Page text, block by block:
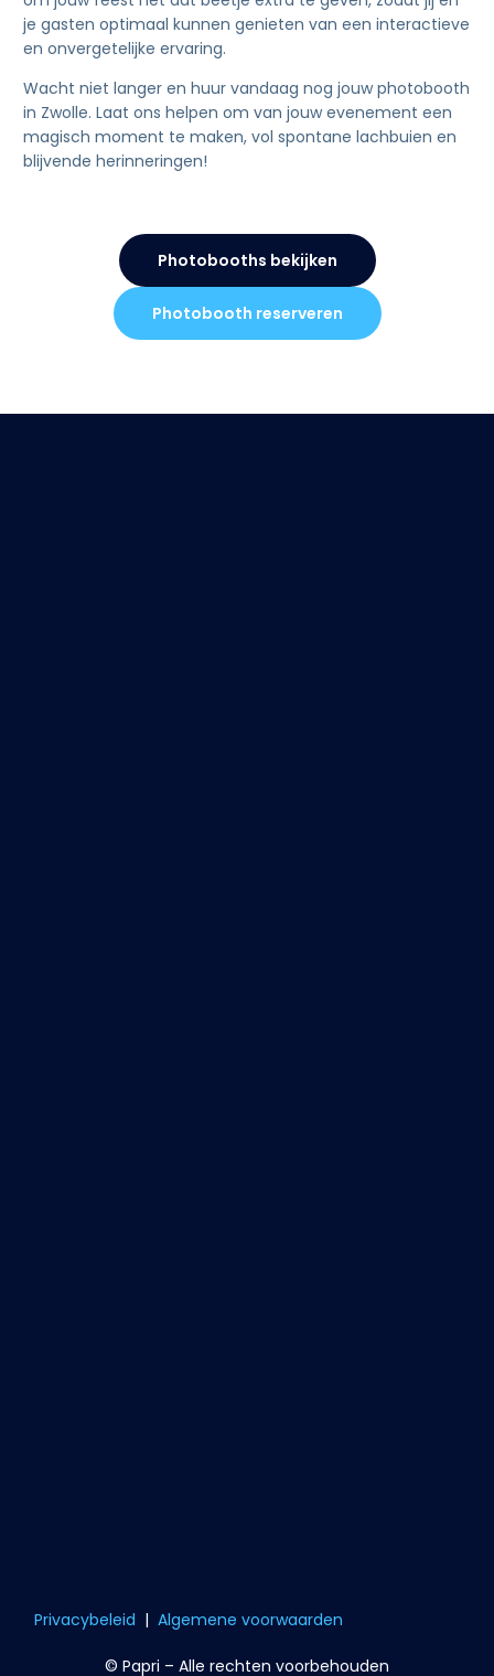
je gasten optimaal kunnen genieten van een interactieve
en onvergetelijke ervaring.
Wacht niet langer en huur vandaag nog jouw photobooth
in Zwolle. Laat ons helpen om van jouw evenement een
magisch moment te maken, vol spontane lachbuien en
blijvende herinneringen!
Photobooths bekijken
Photobooth reserveren
© Papri – Alle rechten voorbehouden
Privacybeleid | Algemene voorwaarden